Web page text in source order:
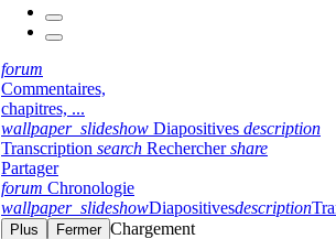
forum
Commentaires,
chapitres, ...
wallpaper_slideshow Diapositives description
Transcription search Rechercher share
Partager
forum Chronologie
wallpaper_slideshowDiapositivesdescription
Plus Fermer Chargement